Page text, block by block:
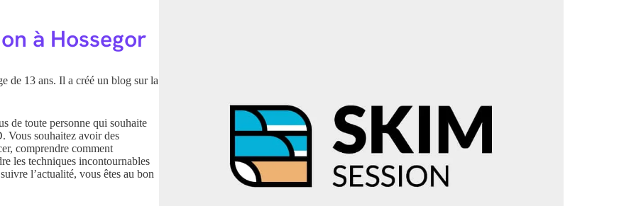
à Hossegor
de 13 ans. Il a créé un blog sur la
de toute personne qui souhaite
Vous souhaitez avoir des
comprendre comment
les techniques incontournables
l’actualité, vous êtes au bon